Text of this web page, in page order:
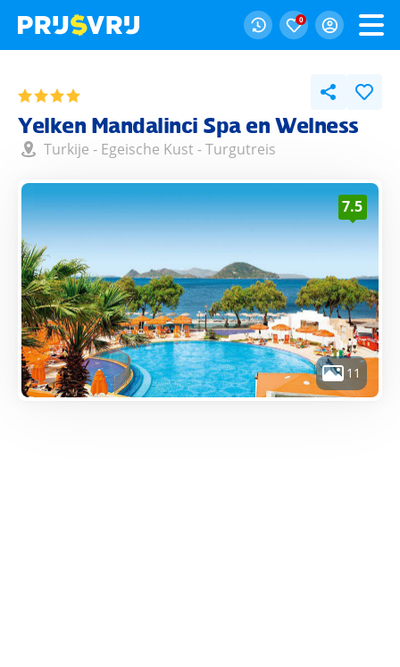
0
Yelken Mandalinci Spa en Welness
Turkije - Egeische Kust -Turgutreis
11
7.5